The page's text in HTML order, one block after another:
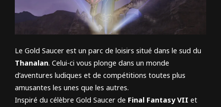
Le Gold Saucer est un parc de loisirs situé dans le sud du
Thanalan. Celui-ci vous plonge dans un monde
d’aventures ludiques et de compétitions toutes plus
amusantes les unes que les autres.
Inspiré du célèbre Gold Saucer de Final Fantasy VII et